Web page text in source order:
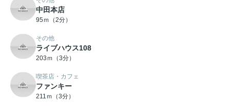
中田本店
95ｍ（2分）
その他
ライブハウス108
203ｍ（3分）
喫茶店・カフェ
ファンキー
211ｍ（3分）